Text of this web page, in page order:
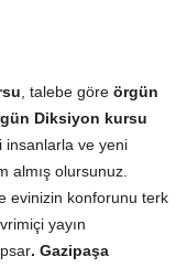
, talebe göre örgün
Diksiyon kursu
insanlarla ve yeni
almış olursunuz.
evinizin konforunu terk
yayın
. Gazipaşa